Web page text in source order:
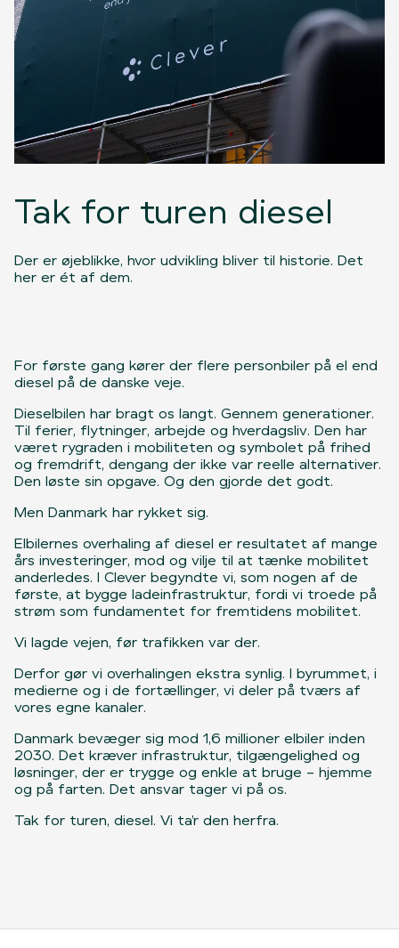
Tak for turen diesel
Der er øjeblikke, hvor udvikling bliver til historie. Det
her er ét af dem.
For første gang kører der flere personbiler på el end
diesel på de danske veje.
Dieselbilen har bragt os langt. Gennem generationer.
Til ferier, flytninger, arbejde og hverdagsliv. Den har
været rygraden i mobiliteten og symbolet på frihed
og fremdrift, dengang der ikke var reelle alternativer.
Den løste sin opgave. Og den gjorde det godt.
Men Danmark har rykket sig.
Elbilernes overhaling af diesel er resultatet af mange
års investeringer, mod og vilje til at tænke mobilitet
anderledes. I Clever begyndte vi, som nogen af de
første, at bygge ladeinfrastruktur, fordi vi troede på
strøm som fundamentet for fremtidens mobilitet.
Vi lagde vejen, før trafikken var der.
Derfor gør vi overhalingen ekstra synlig. I byrummet, i
medierne og i de fortællinger, vi deler på tværs af
vores egne kanaler.
Danmark bevæger sig mod 1,6 millioner elbiler inden
2030. Det kræver infrastruktur, tilgængelighed og
løsninger, der er trygge og enkle at bruge – hjemme
og på farten. Det ansvar tager vi på os.
Tak for turen, diesel. Vi ta’r den herfra.